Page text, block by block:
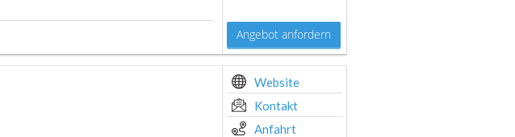
Angebot anfordern
Website
Kontakt
Anfahrt